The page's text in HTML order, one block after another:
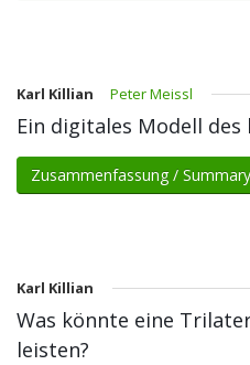
Karl Killian Peter Meissl
Ein digitales Modell
Zusammenfassung /
Karl Killian
Was könnte eine
leisten?